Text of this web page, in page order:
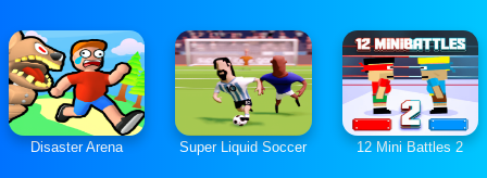
Disaster Arena Super Liquid Soccer 12 Mini Battles 2